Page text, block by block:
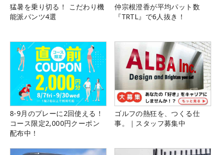
猛暑を乗り切る！ こだわり機
能派パンツ4選
仲宗根澄香が平均パット数
『TRTL』で6人抜き！
8-9月のプレーに2回使える！
コース限定2,000円クーポン
配布中！
ゴルフの熱狂を、つくる仕
事。｜スタッフ募集中